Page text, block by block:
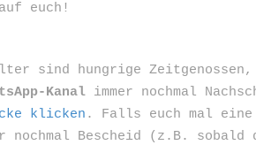
euch!
sind hungrige
Kanal immer nochmal
klicken . Falls euch mal
nochmal Bescheid (z.B. sobald